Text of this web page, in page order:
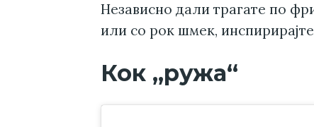
Независно дали трагате по
или со рок шмек,
Кок „ружа“